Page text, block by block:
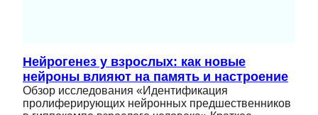
Нейрогенез у взрослых: как новые
нейроны влияют на память и настроение
Обзор исследования «Идентификация
пролиферирующих нейронных предшественников